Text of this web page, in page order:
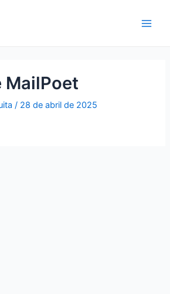
MailPoet
/ 28 de abril de 2025